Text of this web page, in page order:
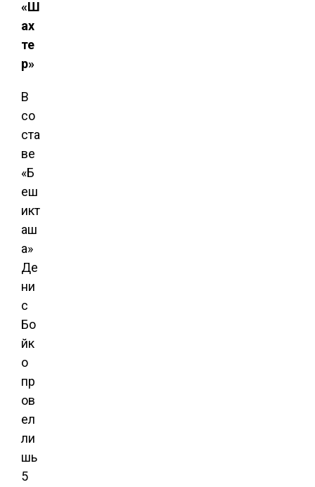
«Ш
ах
те
р»
В
со
ста
ве
«Б
еш
икт
аш
а»
Де
ни
с
Бо
йк
о
пр
ов
ел
ли
шь
5